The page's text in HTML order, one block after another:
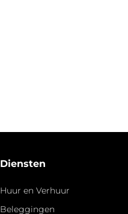
Diensten
Huur en Verhuur
Beleggingen